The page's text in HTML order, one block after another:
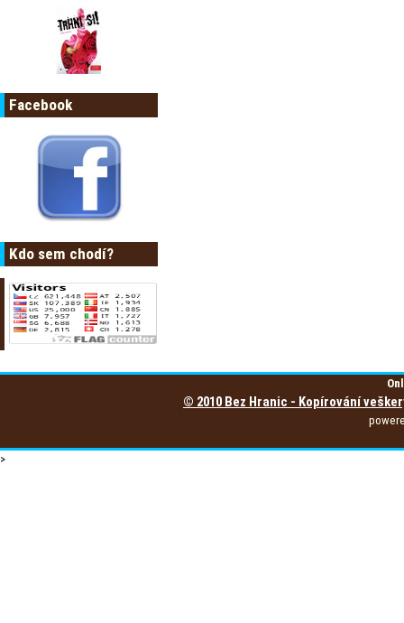
Facebook
Kdo sem chodí?
© 2010 Bez Hranic - Kopírování
>